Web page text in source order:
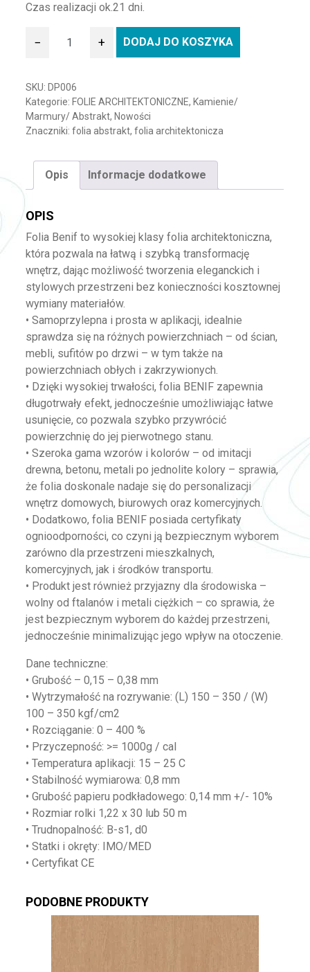
Czas realizacji ok.21 dni.
ilość Folia architektoniczna BENIF DP006-Abstrakt
− + DODAJ DO KOSZYKA
SKU: DP006
Kategorie: FOLIE ARCHITEKTONICZNE, Kamienie/
Marmury/ Abstrakt, Nowości
Znaczniki:folia abstrakt,folia architektonicza
Opis Informacje dodatkowe
OPIS
Folia Benif to wysokiej klasy folia architektoniczna,
która pozwala na łatwą i szybką transformację
wnętrz, dając możliwość tworzenia eleganckich i
stylowych przestrzeni bez konieczności kosztownej
wymiany materiałów.
• Samoprzylepna i prosta w aplikacji, idealnie
sprawdza się na różnych powierzchniach – od ścian,
mebli, sufitów po drzwi – w tym także na
powierzchniach obłych i zakrzywionych.
• Dzięki wysokiej trwałości, folia BENIF zapewnia
długotrwały efekt, jednocześnie umożliwiając łatwe
usunięcie, co pozwala szybko przywrócić
powierzchnię do jej pierwotnego stanu.
• Szeroka gama wzorów i kolorów – od imitacji
drewna, betonu, metali po jednolite kolory – sprawia,
że folia doskonale nadaje się do personalizacji
wnętrz domowych, biurowych oraz komercyjnych.
• Dodatkowo, folia BENIF posiada certyfikaty
ognioodporności, co czyni ją bezpiecznym wyborem
zarówno dla przestrzeni mieszkalnych,
komercyjnych, jak i środków transportu.
• Produkt jest również przyjazny dla środowiska –
wolny od ftalanów i metali ciężkich – co sprawia, że
jest bezpiecznym wyborem do każdej przestrzeni,
jednocześnie minimalizując jego wpływ na otoczenie.
Dane techniczne:
• Grubość – 0,15 – 0,38 mm
• Wytrzymałość na rozrywanie: (L) 150 – 350 / (W)
100 – 350 kgf/cm2
• Rozciąganie: 0 – 400 %
• Przyczepność: >= 1000g / cal
• Temperatura aplikacji: 15 – 25 C
• Stabilność wymiarowa: 0,8 mm
• Grubość papieru podkładowego: 0,14 mm +/- 10%
• Rozmiar rolki 1,22 x 30 lub 50 m
• Trudnopalność: B-s1, d0
• Statki i okręty: IMO/MED
• Certyfikat CE
PODOBNE PRODUKTY